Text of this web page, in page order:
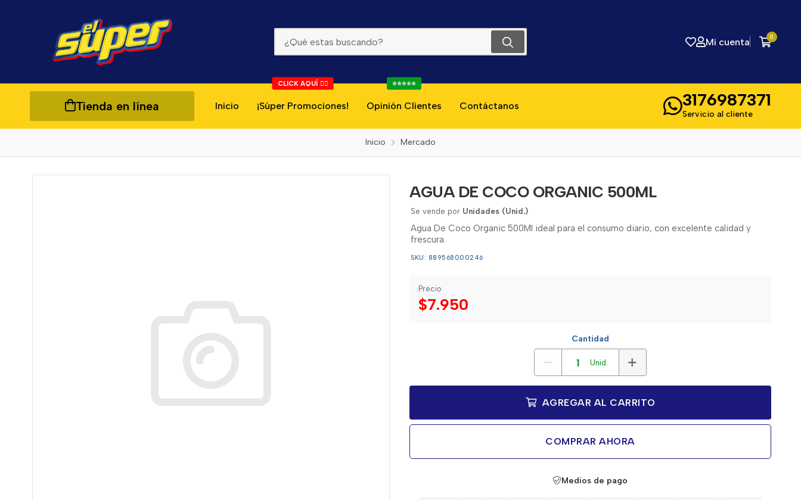
Mi cuenta 0
Tienda en línea Inicio ¡Súper Promociones!
CLICK AQUÍ 👇🏻
Opinión Clientes
⭐⭐⭐⭐⭐
Contáctanos 3176987371
Servicio al cliente
Inicio Mercado
AGUA DE COCO ORGANIC 500ML
Se vende por Unidades (Unid.)
Agua De Coco Organic 500Ml ideal para el consumo diario, con excelente calidad y
frescura.
SKU: 889568000246
Precio
$7.950
Cantidad
Unid.
AGREGAR AL CARRITO
COMPRAR AHORA
Medios de pago